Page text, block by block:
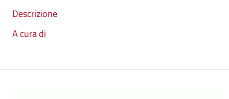
Descrizione
A cura di